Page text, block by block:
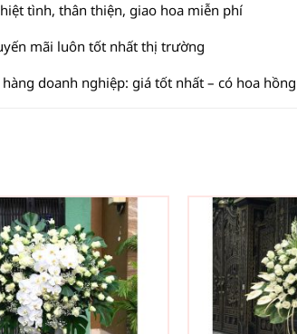
tình, thân thiện, giao hoa miễn phí
mãi luôn tốt nhất thị trường
doanh nghiệp: giá tốt nhất – có hoa hồng